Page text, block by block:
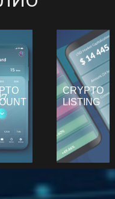
CRYPTO
LISTING